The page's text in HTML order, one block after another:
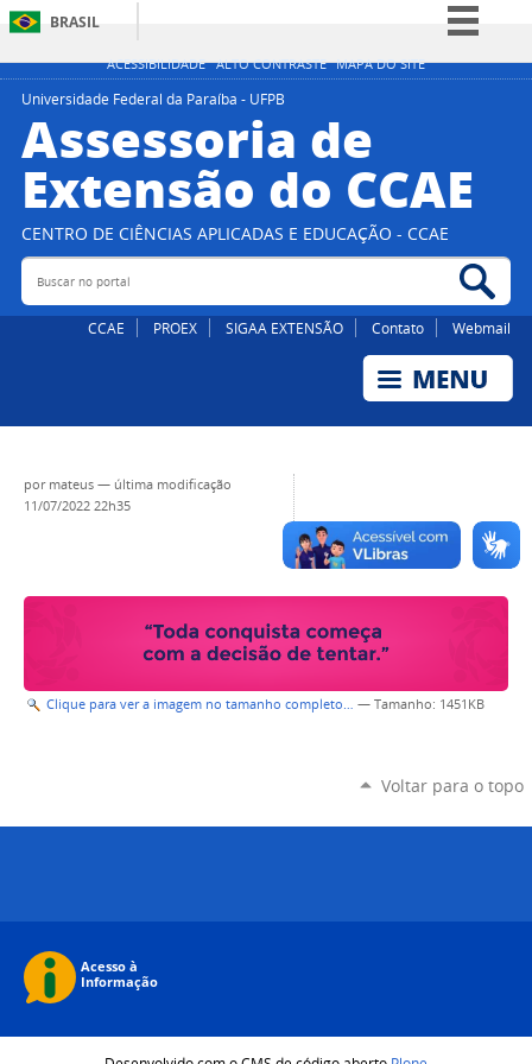
ACESSIBILIDADE ALTO CONTRASTE MAPA DO SITE
BRASIL
Simplifique!
Participe
Acesso à informação
Legislação
Canais
Universidade Federal da Paraíba - UFPB
Assessoria de
Extensão do CCAE
CENTRO DE CIÊNCIAS APLICADAS E EDUCAÇÃO - CCAE
Buscar no portal
CCAE PROEX SIGAA EXTENSÃO Contato Webmail
por mateus — última modificação
11/07/2022 22h35
Clique para ver a imagem no tamanho completo… — Tamanho: 1451KB
Voltar para o topo